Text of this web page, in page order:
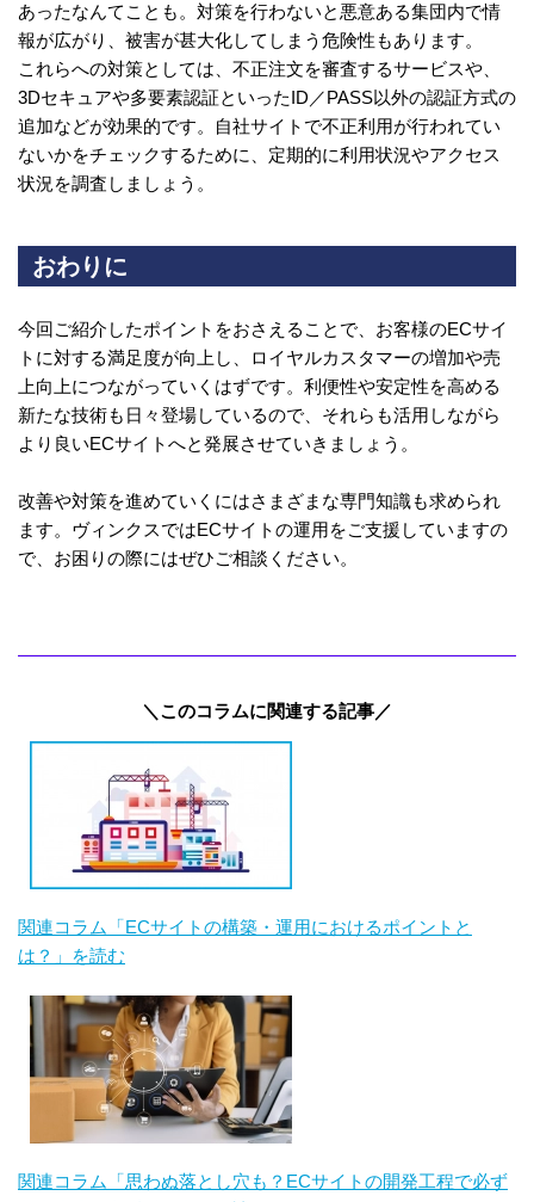
あったなんてことも。対策を行わないと悪意ある集団内で情
報が広がり、被害が甚大化してしまう危険性もあります。
これらへの対策としては、不正注文を審査するサービスや、
3Dセキュアや多要素認証といったID／PASS以外の認証方式の
追加などが効果的です。自社サイトで不正利用が行われてい
ないかをチェックするために、定期的に利用状況やアクセス
状況を調査しましょう。
おわりに
今回ご紹介したポイントをおさえることで、お客様のECサイ
トに対する満足度が向上し、ロイヤルカスタマーの増加や売
上向上につながっていくはずです。利便性や安定性を高める
新たな技術も日々登場しているので、それらも活用しながら
より良いECサイトへと発展させていきましょう。
改善や対策を進めていくにはさまざまな専門知識も求められ
ます。ヴィンクスではECサイトの運用をご支援していますの
で、お困りの際にはぜひご相談ください。
＼このコラムに関連する記事／
関連コラム「ECサイトの構築・運用におけるポイントと
は？」を読む
関連コラム「思わぬ落とし穴も？ECサイトの開発工程で必ず